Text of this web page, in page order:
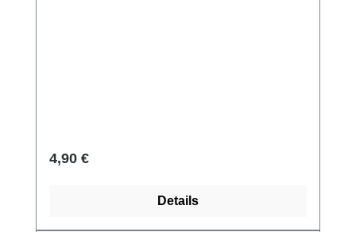
Regulärer Preis:
4,90 €
Details